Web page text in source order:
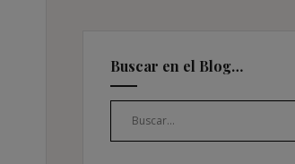
Buscar en el Blog…